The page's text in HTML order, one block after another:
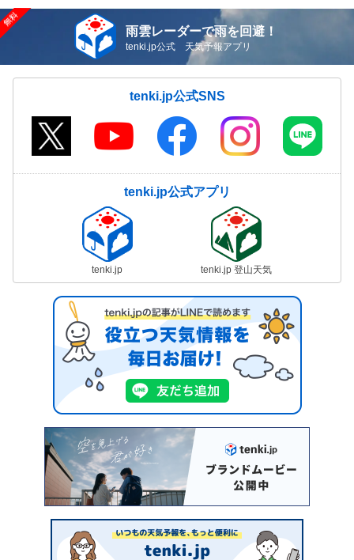
雨雲レーダーで雨を回避！
tenki.jp公式 天気予報アプリ
tenki.jp公式SNS
tenki.jp公式アプリ
tenki.jp tenki.jp 登山天気